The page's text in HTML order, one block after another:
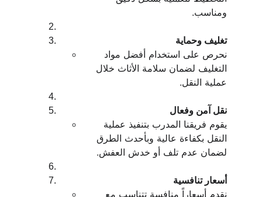
ومناسب.
تغليف وحماية
نحرص على استخدام أفضل مواد
التغليف لضمان سلامة الأثاث خلال
عملية النقل.
نقل آمن وفعال
يقوم فريقنا المدرب بتنفيذ عملية
النقل بكفاءة عالية وبأحدث الطرق
لضمان عدم تلف أو خدش العفش.
أسعار تنافسية
نقدم أسعاراً منافسة تتناسب مع